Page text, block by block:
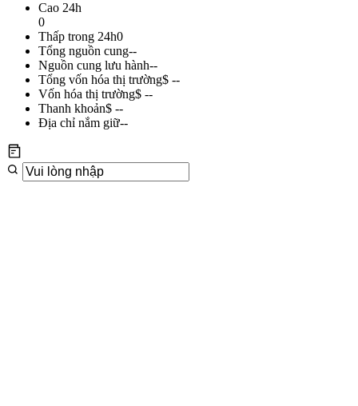
Cao 24h
0
Thấp trong 24h0
Tổng nguồn cung--
Nguồn cung lưu hành--
Tổng vốn hóa thị trường$ --
Vốn hóa thị trường$ --
Thanh khoản$ --
Địa chỉ nắm giữ--